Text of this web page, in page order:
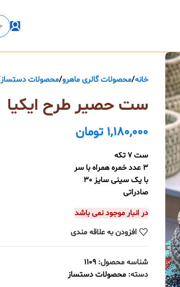
خانه محصولات گالری ماهرو محصولات دستساز
ست حصیر طرح ایکیا
1,180,000 تومان
ست 7 تکه
3 عدد خمره همراه با سر
با یک سینی سایز 30
صادراتی
در انبار موجود نمی باشد
افزودن به علاقه مندی
شناسه محصول: 1109
دسته: محصولات دستساز